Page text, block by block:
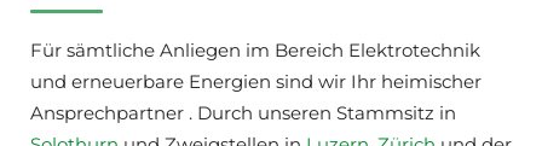
Für sämtliche Anliegen im Bereich Elektrotechnik
und erneuerbare Energien sind wir Ihr heimischer
Ansprechpartner . Durch unseren Stammsitz in